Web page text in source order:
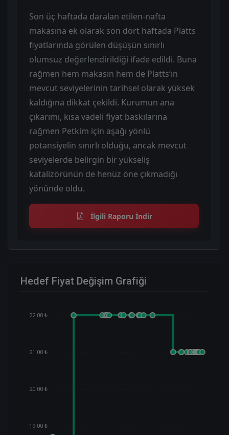
Son üç haftada daralan etilen-nafta
makasına ek olarak son dört haftada Platts
fiyatlarında görülen düşüşün sınırlı
olumsuz değerlendirildiği ifade edildi. Buna
rağmen hem makasın hem de Platts’ın
mevcut seviyelerinin tarihsel olarak yüksek
kaldığına dikkat çekildi. Kurumun ana
çıkarımı, kısa vadeli fiyat baskılarına
rağmen Petkim için aşağı yönlü
potansiyelin sınırlı olduğu, ancak mevcut
seviyelerde belirgin bir yükseliş
katalizörünün de henüz öne çıkmadığı
yönünde oldu.
İlgili Raporu İndir
Hedef Fiyat Değişim Grafiği
22.00 ₺
21.00 ₺
20.00 ₺
19.00 ₺